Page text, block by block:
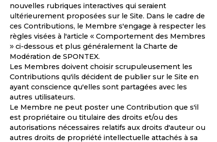
nouvelles rubriques interactives qui seraient
ultérieurement proposées sur le Site. Dans le cadre de
ces Contributions, le Membre s'engage à respecter les
règles visées à l'article « Comportement des Membres
» ci-dessous et plus généralement la Charte de
Modération de SPONTEX.
Les Membres doivent choisir scrupuleusement les
Contributions qu'ils décident de publier sur le Site en
ayant conscience qu'elles sont partagées avec les
autres utilisateurs.
Le Membre ne peut poster une Contribution que s'il
est propriétaire ou titulaire des droits et/ou des
autorisations nécessaires relatifs aux droits d'auteur ou
autres droits de propriété intellectuelle attachés à sa